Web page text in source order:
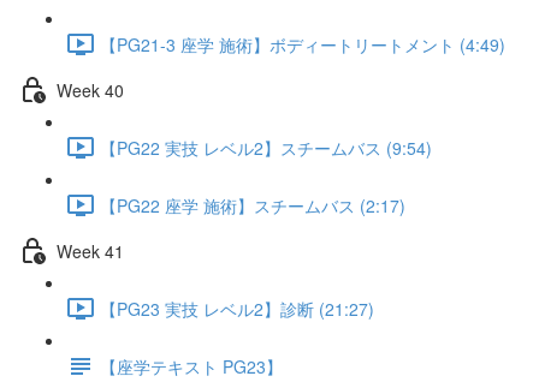
【PG21-3 座学 施術】ボディートリートメント (4:49)
Week 40
【PG22 実技 レベル2】スチームバス (9:54)
【PG22 座学 施術】スチームバス (2:17)
Week 41
【PG23 実技 レベル2】診断 (21:27)
【座学テキスト PG23】